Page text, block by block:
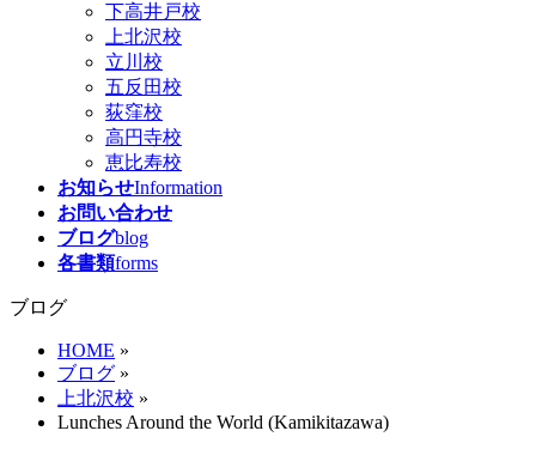
下高井戸校
上北沢校
立川校
五反田校
荻窪校
高円寺校
恵比寿校
お知らせInformation
お問い合わせ
ブログblog
各書類forms
ブログ
HOME »
ブログ »
上北沢校 »
Lunches Around the World (Kamikitazawa)